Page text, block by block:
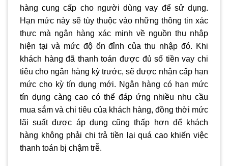
hàng cung cấp cho người dùng vay để sử dụng.
Hạn mức này sẽ tùy thuộc vào những thông tin xác
thực mà ngân hàng xác minh về nguồn thu nhập
hiện tại và mức độ ổn đỉnh của thu nhập đó. Khi
khách hàng đã thanh toán được đủ số tiền vay chi
tiêu cho ngân hàng kỳ trước, sẽ được nhận cấp hạn
mức cho kỳ tín dụng mới. Ngân hàng có hạn mức
tín dụng càng cao có thể đáp ứng nhiều nhu cầu
mua sắm và chi tiêu của khách hàng, đồng thời mức
lãi suất được áp dụng cũng thấp hơn để khách
hàng không phải chi trả tiền lại quá cao khiến việc
thanh toán bị chậm trễ.